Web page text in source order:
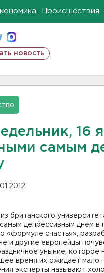
Происшествия
новость
16
самым
британского
депрессивным днем в
«формуле счастья»,
и другие европейцы
уныние, которое
время их ожидает мало
эксперты называют